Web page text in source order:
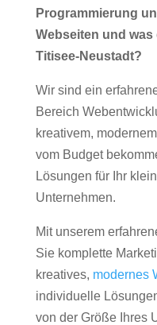
Programmierung
Webseiten und
Titisee-Neustadt?
Wir sind ein
Bereich
kreativem,
vom Budget
Lösungen für Ihr
Unternehmen.
Mit unserem
Sie komplette
kreatives, modernes
individuelle
von der Größe Ihres